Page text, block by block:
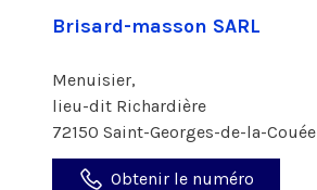
Brisard-masson SARL
Menuisier,
lieu-dit Richardière
72150 Saint-Georges-de-la-Couée
Obtenir le numéro